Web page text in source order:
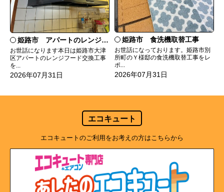
姫路市 アパートのレンジフード交換
お世話になります本日は姫路市大津
区アパートのレンジフード交換工事
を...
2026年07月31日
姫路市 食洗機取替工事
お世話になっております。姫路市別
所町のＹ様邸の食洗機取替工事をレ
ポ...
2026年07月31日
エコキュート
エコキュートのご利用をお考えの方はこちらから